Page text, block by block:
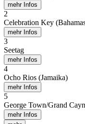
mehr Infos
2
Celebration Key
mehr Infos
3
Seetag
mehr Infos
4
Ocho Rios (Jamaika)
mehr Infos
5
George Town/Grand
mehr Infos